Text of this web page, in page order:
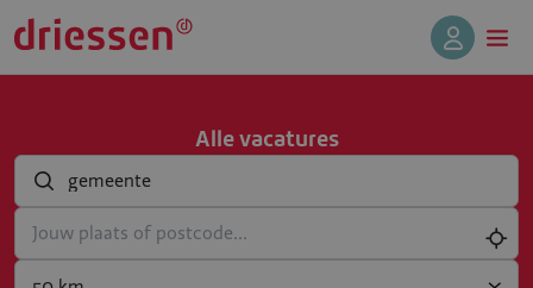
Alle vacatures
Welke baan zoek jij?
Jouw plaats of postcode...
SearchRadius